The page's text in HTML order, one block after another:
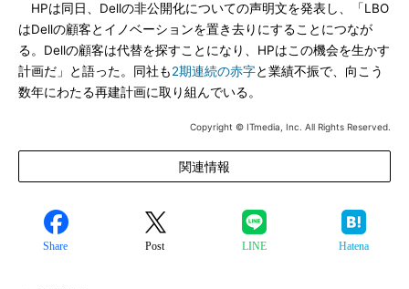
HPは同日、Dellの非公開化についての声明文を発表し、「LBO
はDellの顧客とイノベーションを置き去りにすることにつなが
る。Dellの顧客は代替を探すことになり、HPはこの機会を生かす
計画だ」と語った。同社も2期連続の赤字と業績不振で、向こう
数年にわたる再建計画に取り組んでいる。
Copyright © ITmedia, Inc. All Rights Reserved.
関連情報
Share Post LINE Hatena